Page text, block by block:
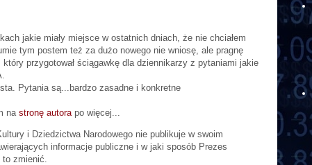
jakie miały miejsce w ostatnich dniach, że nie chciałem
tym postem też za dużo nowego nie wniosę, ale pragnę
który przygotował ściągawkę dla dziennikarzy z pytaniami jakie
Pytania są...bardzo zasadne i konkretne
nastronę autorapo więcej...
i Dziedzictwa Narodowego nie publikuje w swoim
informacje publiczne i w jaki sposób Prezes
to zmienić.